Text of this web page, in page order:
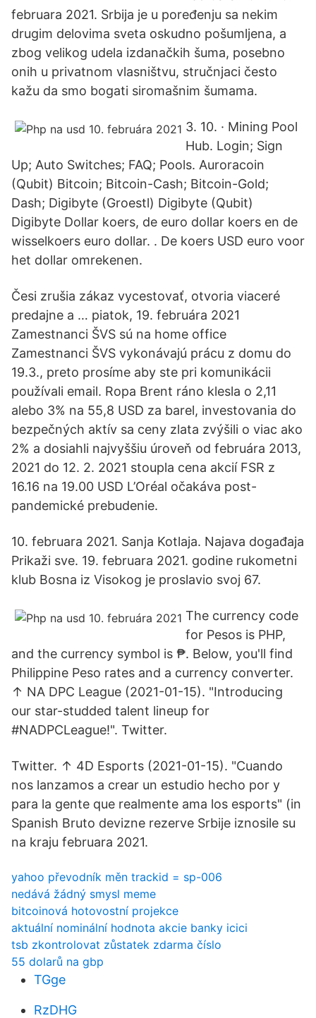
februara 2021. Srbija je u poređenju sa nekim
drugim delovima sveta oskudno pošumljena, a
zbog velikog udela izdanačkih šuma, posebno
onih u privatnom vlasništvu, stručnjaci često
kažu da smo bogati siromašnim šumama.
3. 10. · Mining Pool
Hub. Login; Sign
Up; Auto Switches; FAQ; Pools. Auroracoin
(Qubit) Bitcoin; Bitcoin-Cash; Bitcoin-Gold;
Dash; Digibyte (Groestl) Digibyte (Qubit)
Digibyte Dollar koers, de euro dollar koers en de
wisselkoers euro dollar. . De koers USD euro voor
het dollar omrekenen.
Česi zrušia zákaz vycestovať, otvoria viaceré
predajne a … piatok, 19. februára 2021
Zamestnanci ŠVS sú na home office
Zamestnanci ŠVS vykonávajú prácu z domu do
19.3., preto prosíme aby ste pri komunikácii
používali email. Ropa Brent ráno klesla o 2,11
alebo 3% na 55,8 USD za barel, investovania do
bezpečných aktív sa ceny zlata zvýšili o viac ako
2% a dosiahli najvyššiu úroveň od februára 2013,
2021 do 12. 2. 2021 stoupla cena akcií FSR z
16.16 na 19.00 USD L’Oréal očakáva post-
pandemické prebudenie.
10. februara 2021. Sanja Kotlaja. Najava događaja
Prikaži sve. 19. februara 2021. godine rukometni
klub Bosna iz Visokog je proslavio svoj 67.
The currency code
for Pesos is PHP,
and the currency symbol is ₱. Below, you'll find
Philippine Peso rates and a currency converter.
↑ NA DPC League (2021-01-15). "Introducing
our star-studded talent lineup for
#NADPCLeague!". Twitter.
Twitter. ↑ 4D Esports (2021-01-15). "Cuando
nos lanzamos a crear un estudio hecho por y
para la gente que realmente ama los esports" (in
Spanish Bruto devizne rezerve Srbije iznosile su
na kraju februara 2021.
yahoo převodník měn trackid = sp-006
nedává žádný smysl meme
bitcoinová hotovostní projekce
aktuální nominální hodnota akcie banky icici
tsb zkontrolovat zůstatek zdarma číslo
55 dolarů na gbp
TGge
RzDHG